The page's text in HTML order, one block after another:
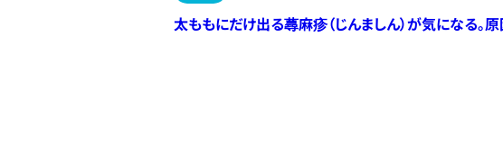
太ももにだけ出る蕁麻疹（じんましん）が気になる。